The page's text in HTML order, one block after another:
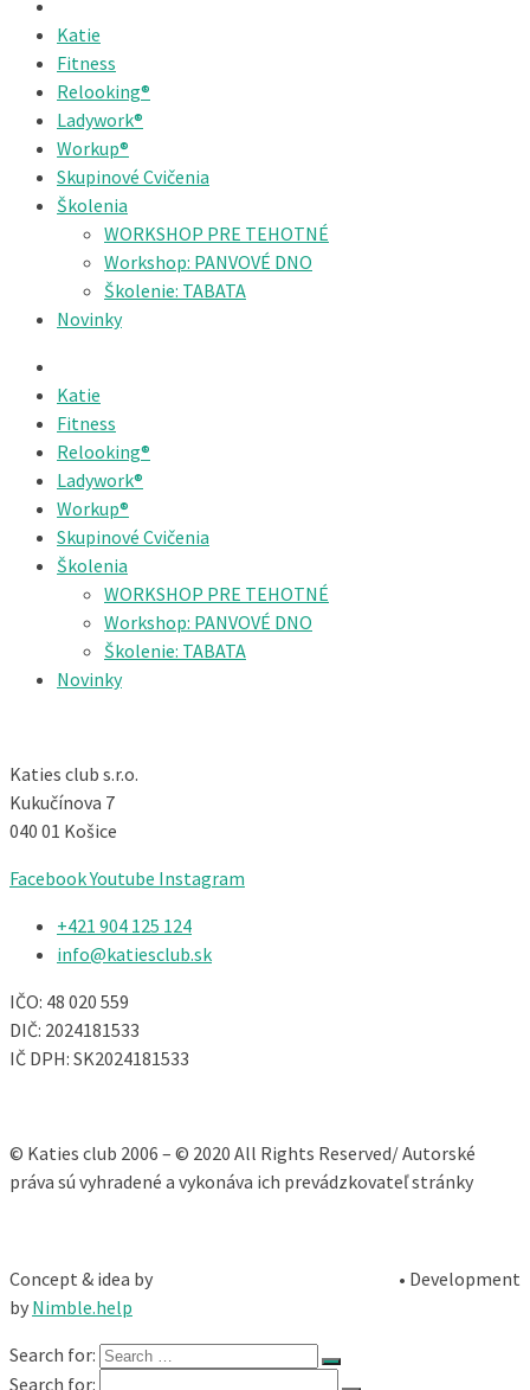
Katie
Fitness
Relooking®
Ladywork®
Workup®
Skupinové Cvičenia
Školenia
WORKSHOP PRE TEHOTNÉ
Workshop: PANVOVÉ DNO
Školenie: TABATA
Novinky
Katie
Fitness
Relooking®
Ladywork®
Workup®
Skupinové Cvičenia
Školenia
WORKSHOP PRE TEHOTNÉ
Workshop: PANVOVÉ DNO
Školenie: TABATA
Novinky
Katies club s.r.o.
Kukučínova 7
040 01 Košice
FacebookYoutube Instagram
+421 904 125 124​
info@katiesclub.sk
IČO: 48 020 559
DIČ: 2024181533
IČ DPH: SK2024181533
© Katies club 2006 – © 2020 All Rights Reserved/ Autorské
práva sú vyhradené a vykonáva ich prevádzkovateľ stránky
Concept & idea by
• Development
by Nimble.help
Search for:
Search for: